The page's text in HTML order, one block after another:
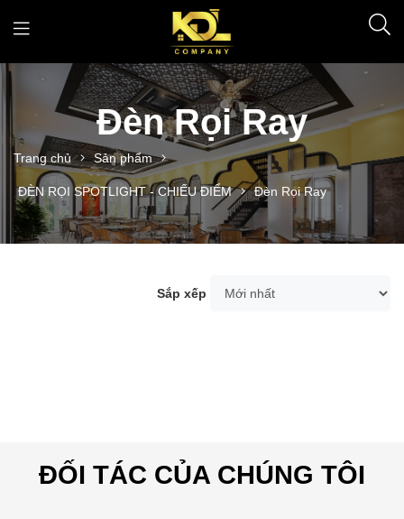
Đèn Rọi Ray
Trang chủ Sản phẩm
ĐÈN RỌI SPOTLIGHT - CHIẾU ĐIỂM Đèn Rọi Ray
Sắp xếp
ĐỐI TÁC CỦA CHÚNG TÔI